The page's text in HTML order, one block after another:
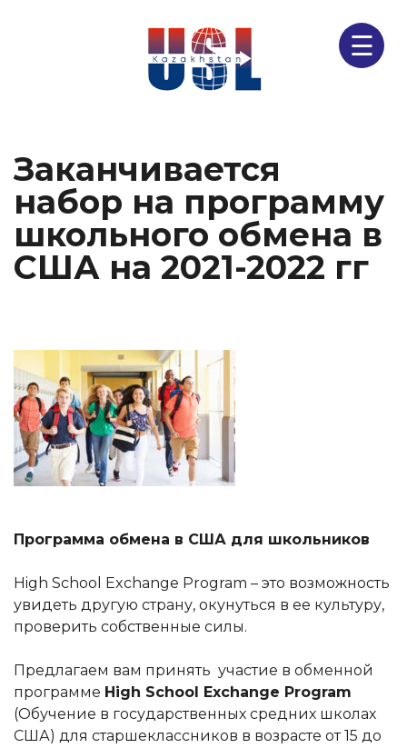
☰
Заканчивается
набор на программу
школьного обмена в
США на 2021-2022 гг
Программа обмена в США для школьников
High School Exchange Program – это возможность
увидеть другую страну, окунуться в ее культуру,
проверить собственные силы.
Предлагаем вам принять участие в обменной
программе High School Exchange Program
(Обучение в государственных средних школах
США) для старшеклассников в возрасте от 15 до